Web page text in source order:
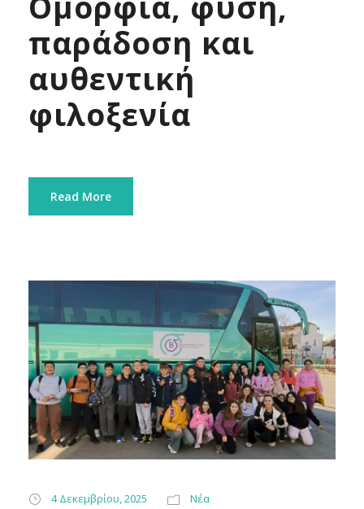
παράδοση και
αυθεντική
φιλοξενία
Read More
4 Δεκεμβρίου, 2025 Νέα